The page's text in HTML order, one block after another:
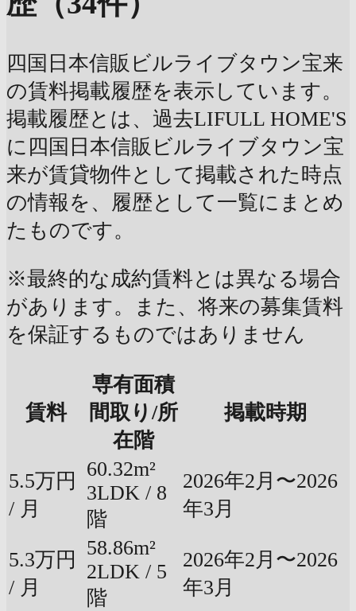
四国日本信販ビルライブタウン宝来
の賃料掲載履歴を表示しています。
掲載履歴とは、過去LIFULL HOME'S
に四国日本信販ビルライブタウン宝
来が賃貸物件として掲載された時点
の情報を、履歴として一覧にまとめ
たものです。
※最終的な成約賃料とは異なる場合
があります。また、将来の募集賃料
を保証するものではありません
賃料
専有面積
間取り/所
在階
掲載時期
5.5万円
/ 月
60.32m²
3LDK / 8
階
2026年2月〜2026
年3月
5.3万円
/ 月
58.86m²
2LDK / 5
階
2026年2月〜2026
年3月